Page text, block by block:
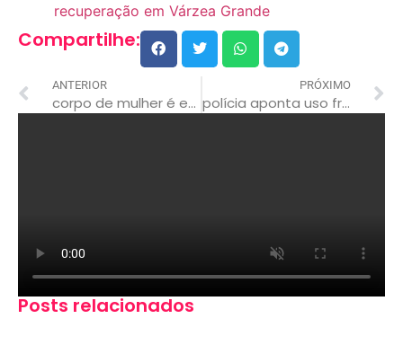
recuperação em Várzea Grande
Compartilhe:
ANTERIOR
corpo de mulher é encontrado durante combate a incêndio e polícia investiga possível feminicídio
PRÓXIMO
polícia aponta uso frequente de contenções violentas em centro terapêutico de cuiabá
Posts relacionados